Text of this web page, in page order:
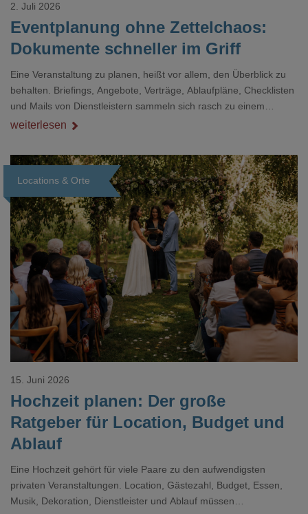
Eventplanung ohne Zettelchaos:
Dokumente schneller im Griff
2. Juli 2026
Eine Veranstaltung zu planen, heißt vor allem, den Überblick zu
behalten. Briefings, Angebote, Verträge, Ablaufpläne, Checklisten
und Mails von Dienstleistern sammeln sich rasch zu einem
unübersichtlichen Stapel. Wer schon einmal kurz vor einem Event
Dokument gesucht hat, kennt das mulmige Gefühl.
weiterlesen
Locations & Orte
Loading...
Hochzeit planen: Der große
Ratgeber für Location, Budget und
Ablauf
15. Juni 2026
Eine Hochzeit gehört für viele Paare zu den aufwendigsten
privaten Veranstaltungen. Location, Gästezahl, Budget, Essen,
Musik, Dekoration, Dienstleister und Ablauf müssen